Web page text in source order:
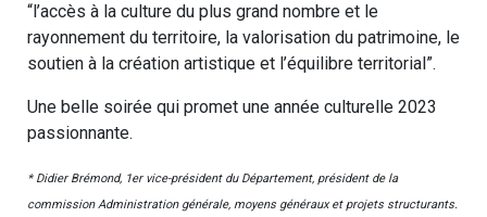
“l’accès à la culture du plus grand nombre et le
rayonnement du territoire, la valorisation du patrimoine, le
soutien à la création artistique et l’équilibre territorial”.
Une belle soirée qui promet une année culturelle 2023
passionnante.
* Didier Brémond, 1er vice-président du Département, président de la
commission Administration générale, moyens généraux et projets structurants.